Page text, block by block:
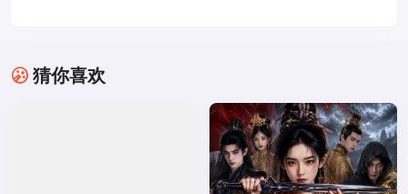
猜你喜欢